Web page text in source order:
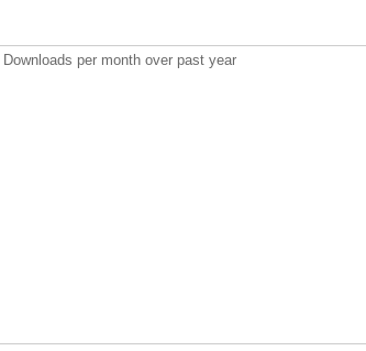
Downloads per month over past year